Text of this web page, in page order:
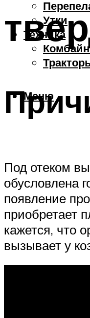
Утки
Техника
Меню
Под отеком
обусловлена
появление
приобретает
кажется, что
вызывает у